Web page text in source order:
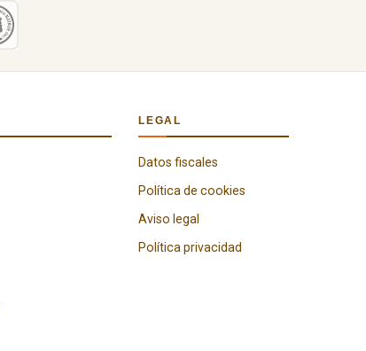
LEGAL
Datos fiscales
Política de cookies
Aviso legal
Política privacidad